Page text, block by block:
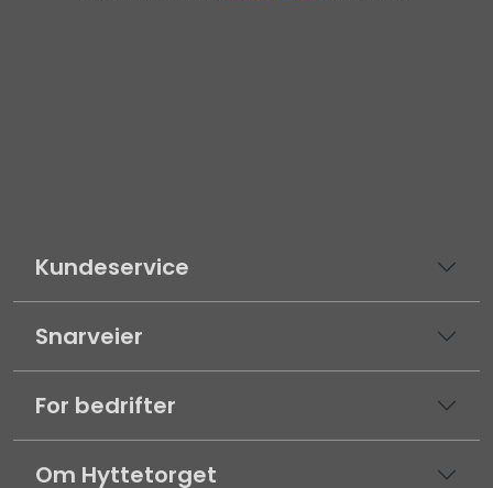
Kundeservice
Snarveier
For bedrifter
Om Hyttetorget